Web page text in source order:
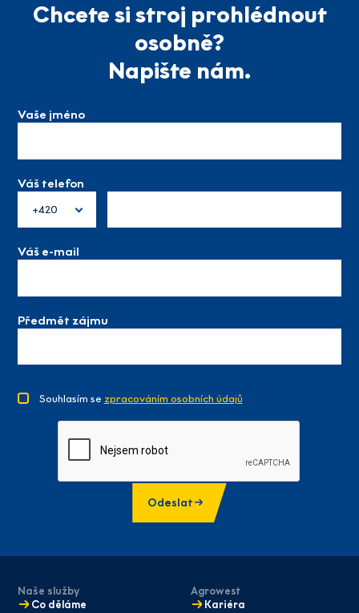
Chcete si stroj prohlédnout
osobně?
Napište nám.
Vaše jméno
Váš telefon
+420
Váš e-mail
Předmět zájmu
Souhlasím se zpracováním osobních údajů
Odeslat
Naše služby
Co děláme
Agrowest
Kariéra